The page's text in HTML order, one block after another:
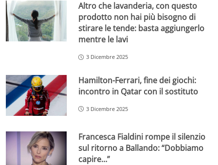
Altro che lavanderia, con questo
prodotto non hai più bisogno di
stirare le tende: basta aggiungerlo
mentre le lavi
3 Dicembre 2025
Hamilton-Ferrari, fine dei giochi:
incontro in Qatar con il sostituto
3 Dicembre 2025
Francesca Fialdini rompe il silenzio
sul ritorno a Ballando: “Dobbiamo
capire…”